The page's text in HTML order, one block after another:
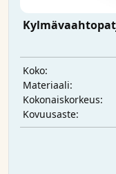
Koko:
Materiaali:
Kokonaiskorkeus:
Kovuusaste: